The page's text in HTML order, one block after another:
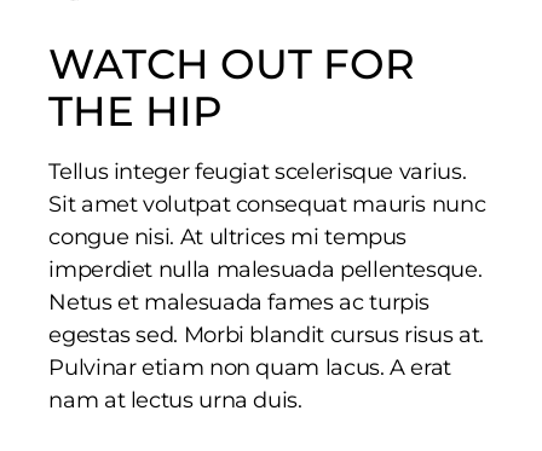
WATCH OUT FOR
THE HIP
Tellus integer feugiat scelerisque varius.
Sit amet volutpat consequat mauris nunc
congue nisi. At ultrices mi tempus
imperdiet nulla malesuada pellentesque.
Netus et malesuada fames ac turpis
egestas sed. Morbi blandit cursus risus at.
Pulvinar etiam non quam lacus. A erat
nam at lectus urna duis.